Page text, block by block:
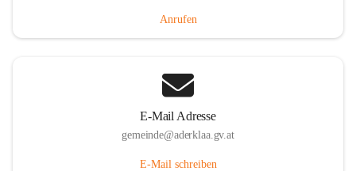
Anrufen
E-Mail Adresse
gemeinde@aderklaa.gv.at
E-Mail schreiben